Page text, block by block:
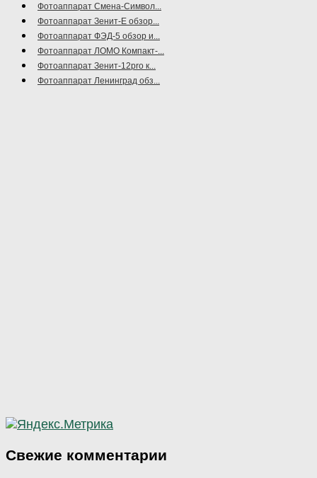
Фотоаппарат Смена-Символ...
Фотоаппарат Зенит-Е обзор...
Фотоаппарат ФЭД-5 обзор и...
Фотоаппарат ЛОМО Компакт-...
Фотоаппарат Зенит-12pro к...
Фотоаппарат Ленинград обз...
Свежие комментарии